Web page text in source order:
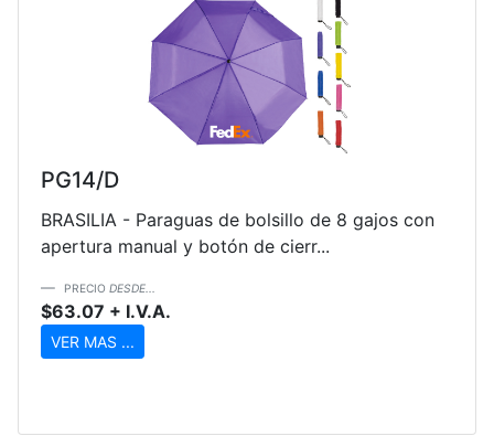
PG14/D
BRASILIA - Paraguas de bolsillo de 8 gajos con
apertura manual y botón de cierr...
PRECIO DESDE...
$63.07 + I.V.A.
VER MAS ...